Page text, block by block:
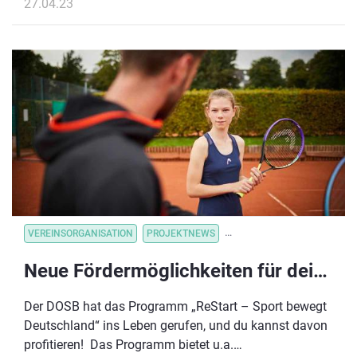
27.04.23
VEREINSORGANISATION PROJEKTNEWS VEREINSVERWALTUNG
Neue Fördermöglichkeiten für deinen Verein!
Der DOSB hat das Programm „ReStart – Sport bewegt
Deutschland“ ins Leben gerufen, und du kannst davon
profitieren! Das Programm bietet u.a.